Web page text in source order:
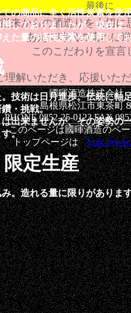
の商品に全く活性炭素を使
しておりましたが、現在は
た量の活性炭素を使用して
技術は日月進歩。伝統に軸
・挑戦。
出来ませんが、その姿勢の
。
定生産
。造れる量に限りがありま
最後に
からの酒造りを大切に
あえて時代の流れに
このこだわりを宣言
解いただき、応援いた
９年 全
國暉酒造株式会社
島根県松江市東茶町
PHONE 0852-25-0123 FAX
このページは國暉酒造のペ
トップページは
http://